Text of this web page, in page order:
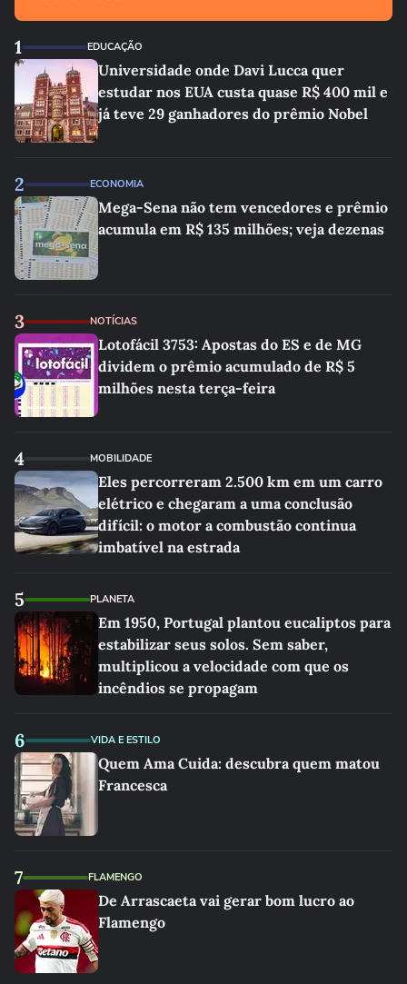
1 EDUCAÇÃO
Universidade onde Davi Lucca quer
estudar nos EUA custa quase R$ 400 mil e
já teve 29 ganhadores do prêmio Nobel
2 ECONOMIA
Mega-Sena não tem vencedores e prêmio
acumula em R$ 135 milhões; veja dezenas
3 NOTÍCIAS
Lotofácil 3753: Apostas do ES e de MG
dividem o prêmio acumulado de R$ 5
milhões nesta terça-feira
4 MOBILIDADE
Eles percorreram 2.500 km em um carro
elétrico e chegaram a uma conclusão
difícil: o motor a combustão continua
imbatível na estrada
5 PLANETA
Em 1950, Portugal plantou eucaliptos para
estabilizar seus solos. Sem saber,
multiplicou a velocidade com que os
incêndios se propagam
6 VIDA E ESTILO
Quem Ama Cuida: descubra quem matou
Francesca
7 FLAMENGO
De Arrascaeta vai gerar bom lucro ao
Flamengo